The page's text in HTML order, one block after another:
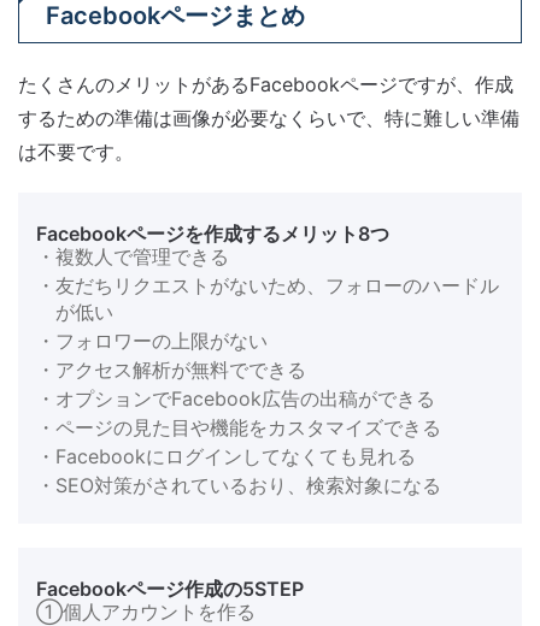
Facebookページまとめ
たくさんのメリットがあるFacebookページですが、作成
するための準備は画像が必要なくらいで、特に難しい準備
は不要です。
Facebookページを作成するメリット8つ
・複数人で管理できる
・友だちリクエストがないため、フォローのハードル
が低い
・フォロワーの上限がない
・アクセス解析が無料でできる
・オプションでFacebook広告の出稿ができる
・ページの見た目や機能をカスタマイズできる
・Facebookにログインしてなくても見れる
・SEO対策がされているおり、検索対象になる
Facebookページ作成の5STEP
①個人アカウントを作る